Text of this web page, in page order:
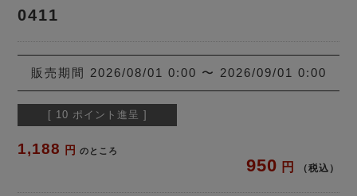
0411
販売期間 2026/08/01 0:00 〜 2026/09/01 0:00
[ 10 ポイント進呈 ]
1,188 のところ
950 税込